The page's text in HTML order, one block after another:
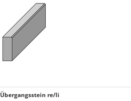
Übergangsstein re/li